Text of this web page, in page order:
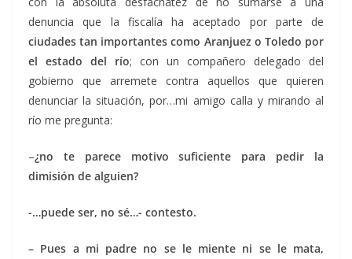
denuncia que la fiscalía ha aceptado por parte de
ciudades tan importantes como Aranjuez o Toledo por
el estado del río; con un compañero delegado del
gobierno que arremete contra aquellos que quieren
denunciar la situación, por…mi amigo calla y mirando al
río me pregunta:
–¿no te parece motivo suficiente para pedir la
dimisión de alguien?
-…puede ser, no sé…- contesto.
– Pues a mi padre no se le miente ni se le mata,